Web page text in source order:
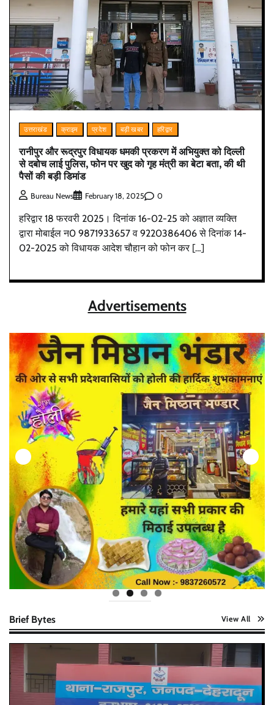
उत्तराखंड क्राइम प्रदेश बड़ी खबर हरिद्वार
रानीपुर और रूद्रपुर विधायक धमकी प्रकरण में अभियुक्त को दिल्ली
से दबोच लाई पुलिस, फोन पर खुद को गृह मंत्री का बेटा बता, की थी
पैसों की बड़ी डिमांड
Bureau News February 18, 2025 0
हरिद्वार 18 फरवरी 2025। दिनांक 16-02-25 को अज्ञात व्यक्ति
द्वारा मोबाईल न0 9871933657 व 9220386406 से दिनांक 14-
02-2025 को विधायक आदेश चौहान को फोन कर […]
Advertisements
Brief Bytes View All